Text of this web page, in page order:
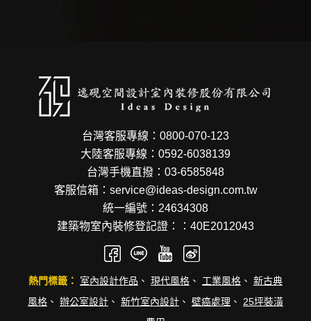
台灣客服專線：0800-070-123
大陸客服專線：0592-6038139
台灣手機直撥：03-6585848
客服信箱：service@ideas-design.com.tw
統一編號：24634308
建築物室內裝修登記證：：40E2012043
熱門標籤： 室內設計作品 、 現代風格 、 工業風格 、 新古典
風格 、 辦公室設計 、 新竹室內設計 、 壁癌處理 、 25坪裝潢